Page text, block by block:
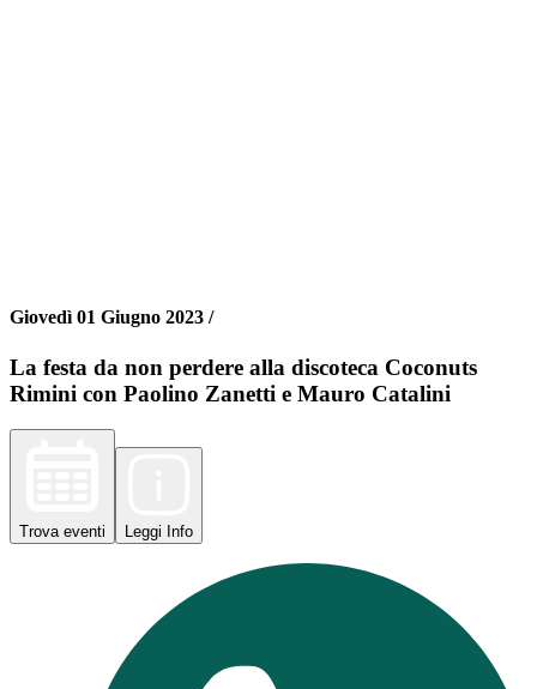
Giovedì 01 Giugno 2023 /
La festa da non perdere alla discoteca Coconuts
Rimini con Paolino Zanetti e Mauro Catalini
Trova eventi Leggi Info